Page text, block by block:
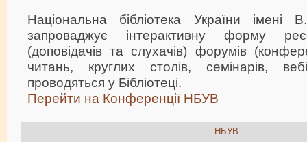
Національна бібліотека України імені
запроваджує інтерактивну форму
(доповідачів та слухачів) форумів
читань, круглих столів, семінарів,
проводяться у Бібліотеці.
Перейти на Конференції НБУВ
НБУВ